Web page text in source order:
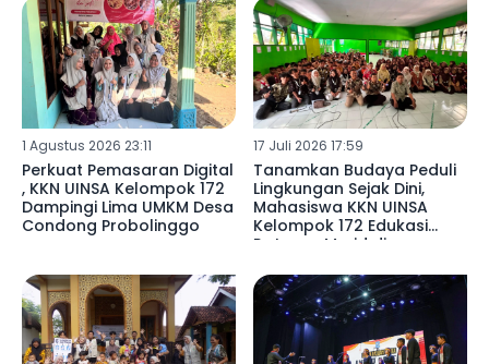
1 Agustus 2026 23:11
Perkuat Pemasaran Digital
, KKN UINSA Kelompok 172
Dampingi Lima UMKM Desa
Condong Probolinggo
17 Juli 2026 17:59
Tanamkan Budaya Peduli
Lingkungan Sejak Dini,
Mahasiswa KKN UINSA
Kelompok 172 Edukasi
Ratusan Murid di